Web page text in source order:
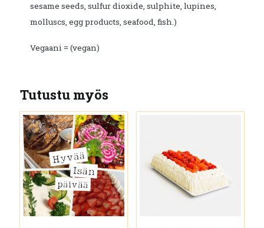
sesame seeds, sulfur dioxide, sulphite, lupines,
molluscs, egg products, seafood, fish.)
Vegaani = (vegan)
Tutustu myös